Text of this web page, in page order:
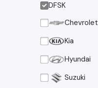
DFSK
Chevrolet
Kia
Hyundai
Suzuki